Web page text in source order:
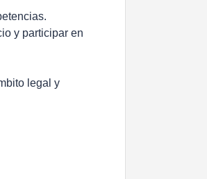
y participar en
legal y